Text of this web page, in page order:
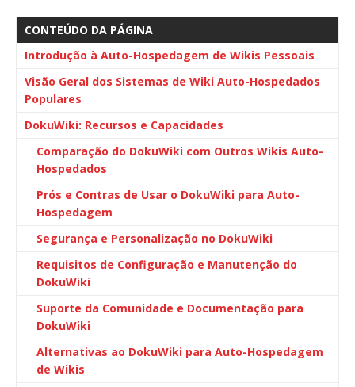
CONTEÚDO DA PÁGINA
Introdução à Auto-Hospedagem de Wikis Pessoais
Visão Geral dos Sistemas de Wiki Auto-Hospedados
Populares
DokuWiki: Recursos e Capacidades
Comparação do DokuWiki com Outros Wikis Auto-
Hospedados
Prós e Contras de Usar o DokuWiki para Auto-
Hospedagem
Segurança e Personalização no DokuWiki
Requisitos de Configuração e Manutenção do
DokuWiki
Suporte da Comunidade e Documentação para
DokuWiki
Alternativas ao DokuWiki para Auto-Hospedagem
de Wikis